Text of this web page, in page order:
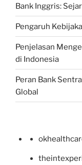
Bank Inggris:
Pengaruh
Penjelasan
di Indonesia
Peran Bank
Global